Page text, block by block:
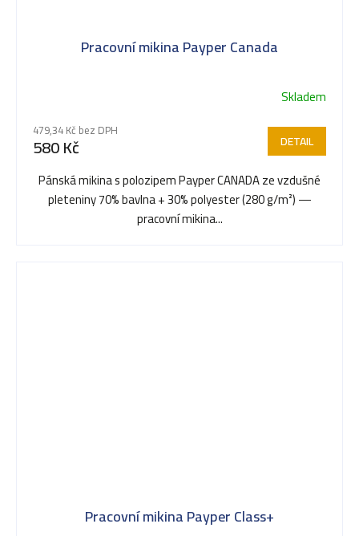
Pracovní mikina Payper Canada
Skladem
479,34 Kč bez DPH
580 Kč DETAIL
Pánská mikina s polozipem Payper CANADA ze vzdušné
pleteniny 70% bavlna + 30% polyester (280 g/m²) —
pracovní mikina...
Pracovní mikina Payper Class+